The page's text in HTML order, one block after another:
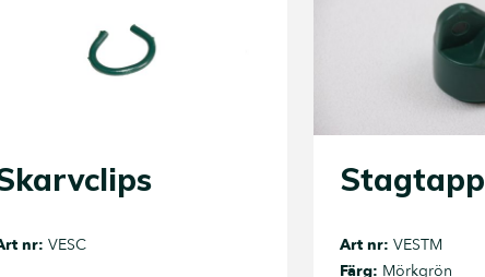
nr: VESC
Stagtapp
Art nr: VESTM
Färg: Mörkgrön